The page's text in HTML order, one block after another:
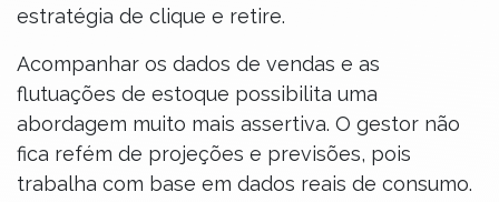
estratégia de clique e retire.
Acompanhar os dados de vendas e as
flutuações de estoque possibilita uma
abordagem muito mais assertiva. O gestor não
fica refém de projeções e previsões, pois
trabalha com base em dados reais de consumo.